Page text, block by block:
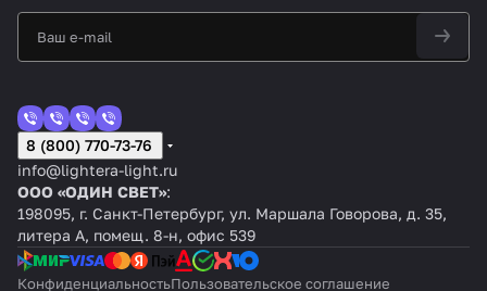
8 (800) 770-73-76
info@lightera-light.ru
ООО «ОДИН СВЕТ»:
198095, г. Санкт-Петербург, ул. Маршала Говорова, д. 35,
литера А, помещ. 8-н, офис 539
КонфиденциальностьПользовательское соглашение